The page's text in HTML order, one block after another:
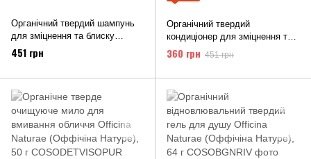
Органічний твердий шампунь
для зміцнення та блиску
волосся Officina Naturae
(Оффічіна Натуре), 64 г
451 грн
Органічний твердий
кондиціонер для зміцнення та
блиску волосся Officina
Naturae (Оффічіна Натуре), 64
360 грн 451 грн